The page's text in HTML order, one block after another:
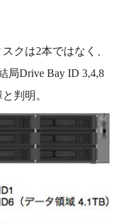
クは2本ではなく、
局Drive Bay ID 3,4,8
判明。